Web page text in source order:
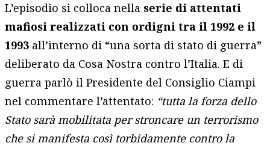
L’episodio si colloca nella serie di attentati
mafiosi realizzati con ordigni tra il 1992 e il
1993 all’interno di “una sorta di stato di guerra”
deliberato da Cosa Nostra contro l’Italia. E di
guerra parlò il Presidente del Consiglio Ciampi
nel commentare l’attentato: “tutta la forza dello
Stato sarà mobilitata per stroncare un terrorismo
che si manifesta così torbidamente contro la